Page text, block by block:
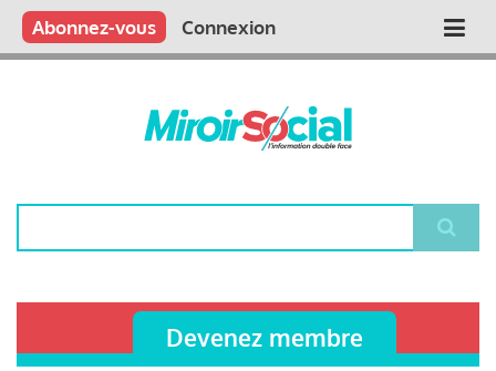
Aller
contenu
Main
Qui sommes nous ?
Vous publiez
Nous publions
Contactez-nous
Abonnez-vous Connexion
Devenez membre